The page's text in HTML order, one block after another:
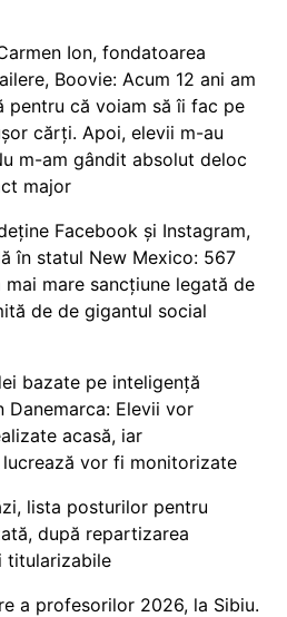
Ion, fondatoarea
Boovie: Acum 12 ani am
pentru că voiam să îi fac pe
cărți. Apoi, elevii m-au
m-am gândit absolut deloc
major
Facebook și Instagram,
în statul New Mexico: 567
mare sancțiune legată de
de de gigantul social
bazate pe inteligență
Elevii vor
acasă, iar
vor fi monitorizate
lista posturilor pentru
după repartizarea
titularizabile
a profesorilor 2026, la Sibiu.